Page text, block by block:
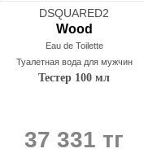
DSQUARED2
Wood
Eau de Toilette
Туалетная вода для мужчин
Тестер 100 мл
37 331 тг